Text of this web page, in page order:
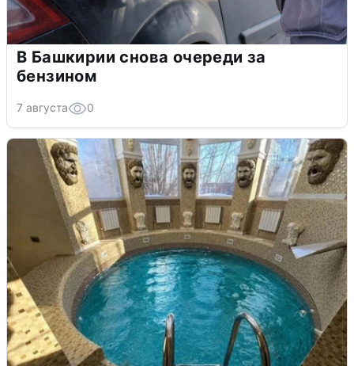
В Башкирии снова очереди за
бензином
7 августа 0